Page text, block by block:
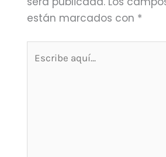
están marcados con *
aquí...